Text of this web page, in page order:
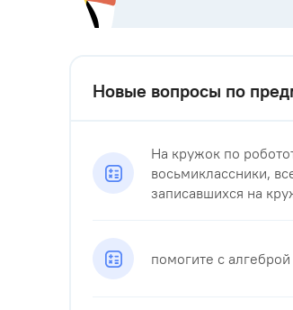
Новые вопросы по
На кружок по
восьмиклассники,
записавшихся на
помогите с алгеброй